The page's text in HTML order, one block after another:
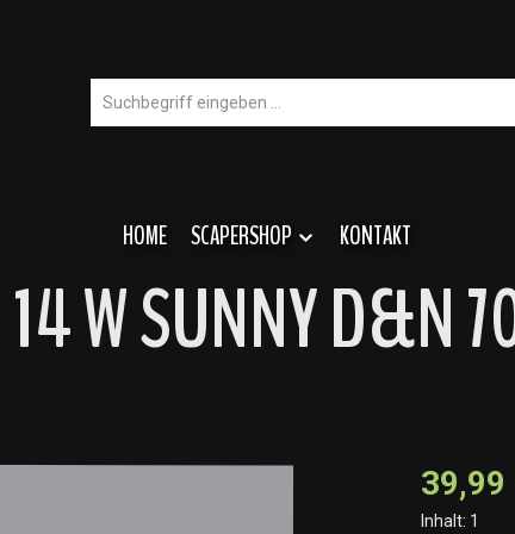
HOME SCAPERSHOP KONTAKT
W SUNNY D&N
39,99
Inhalt: 1